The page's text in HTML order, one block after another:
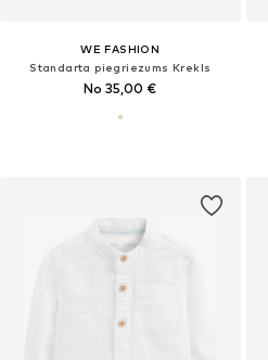
WE FASHION
Standarta piegriezums Krekls
No 35,00 €